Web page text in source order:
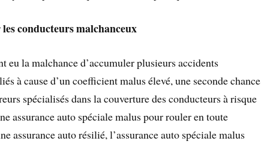
conducteurs malchanceux
eu la malchance d’accumuler plusieurs accidents
à cause d’un coefficient malus élevé, une seconde chance
spécialisés dans la couverture des conducteurs à risque
assurance auto spéciale malus pour rouler en toute
assurance auto résilié, l’assurance auto spéciale malus